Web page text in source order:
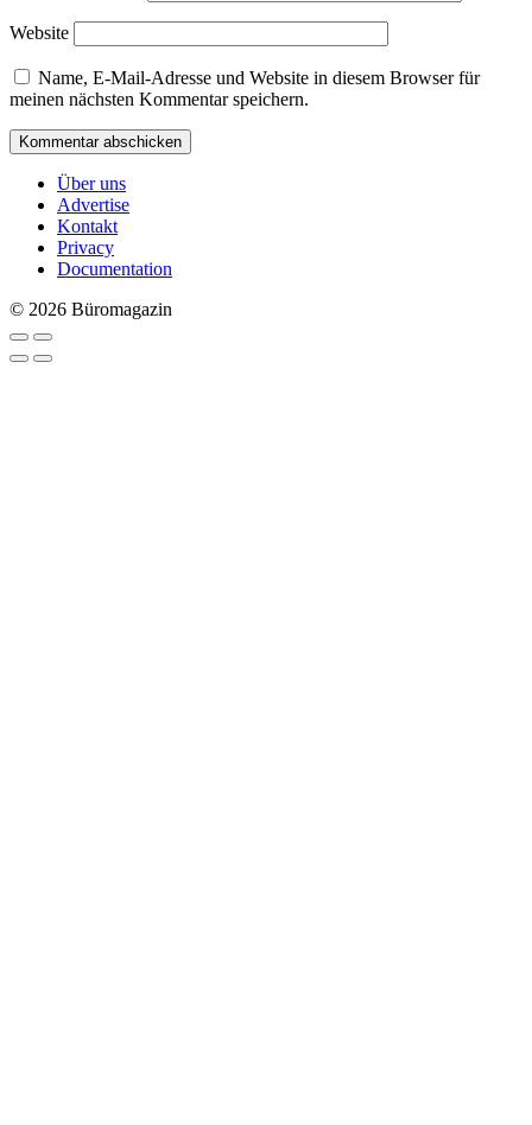
Website
Name, E-Mail-Adresse und Website in diesem Browser für
meinen nächsten Kommentar speichern.
Über uns
Advertise
Kontakt
Privacy
Documentation
© 2026 Büromagazin